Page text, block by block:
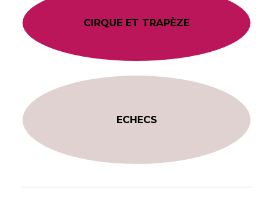
CIRQUE ET TRAPÈZE
ECHECS